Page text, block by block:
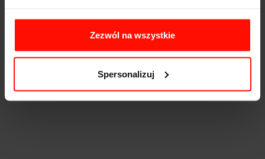
Zezwól na wszystkie
Spersonalizuj
Napęd:
tył
1.8 l